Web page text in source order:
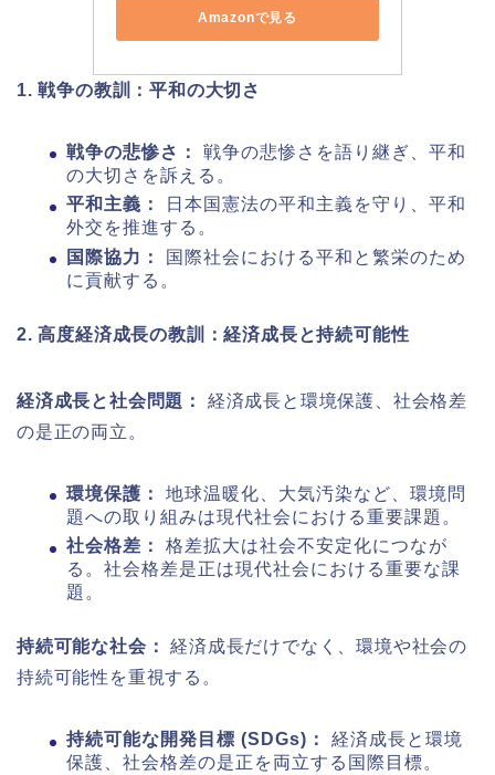
Amazonで見る
1. 戦争の教訓：平和の大切さ
戦争の悲惨さ：
戦争の悲惨さを語り継ぎ、平和
の大切さを訴える。
平和主義：
日本国憲法の平和主義を守り、平和
外交を推進する。
国際協力：
国際社会における平和と繁栄のため
に貢献する。
2. 高度経済成長の教訓：経済成長と持続可能性
経済成長と社会問題：
経済成長と環境保護、社会格差
の是正の両立。
環境保護：
地球温暖化、大気汚染など、環境問
題への取り組みは現代社会における重要課題。
社会格差：
格差拡大は社会不安定化につなが
る。社会格差是正は現代社会における重要な課
題。
持続可能な社会：
経済成長だけでなく、環境や社会の
持続可能性を重視する。
持続可能な開発目標 (SDGs)：
経済成長と環境
保護、社会格差の是正を両立する国際目標。